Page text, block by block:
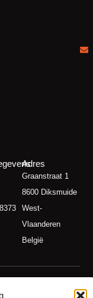
Adres
Graanstraat 1
8600 Diksmuide
West-
Vlaanderen
België